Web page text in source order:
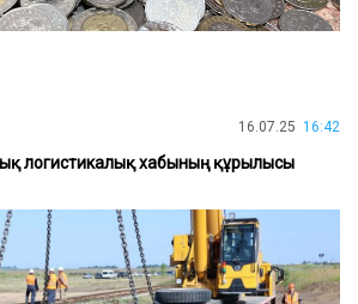
16.07.25 16:42
логистикалық хабының құрылысы